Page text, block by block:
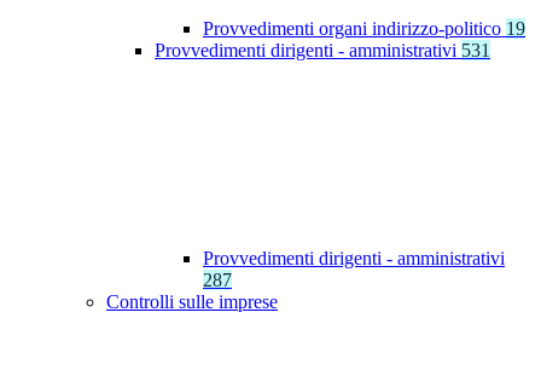
Provvedimenti organi indirizzo-politico 19
Provvedimenti dirigenti - amministrativi 531
Provvedimenti dirigenti - amministrativi
287
Controlli sulle imprese